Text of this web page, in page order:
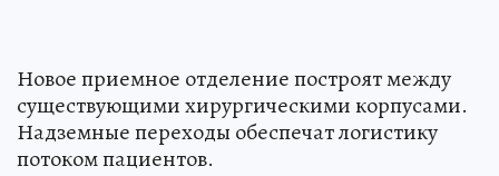
Новое приемное отделение построят между
существующими хирургическими корпусами.
Надземные переходы обеспечат логистику
потоком пациентов.